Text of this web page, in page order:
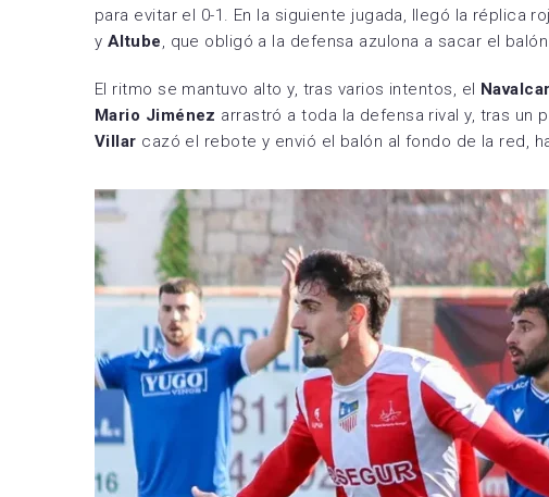
para evitar el 0-1. En la siguiente jugada, llegó la réplica
y Altube , que obligó a la defensa azulona a sacar el
El ritmo se mantuvo alto y, tras varios intentos, el
Mario Jiménez arrastró a toda la defensa rival y, tras un
Villar cazó el rebote y envió el balón al fondo de la red,